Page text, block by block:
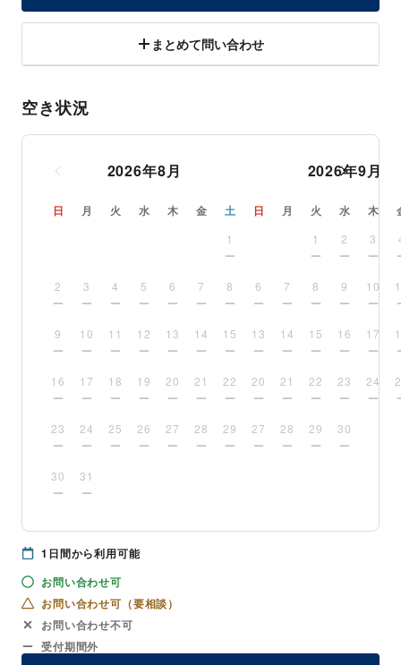
まとめて問い合わせ
空き状況
2026年8月
日 月 火 水 木 金 土
1
2 3 4 5 6 7 8
9 10 11 12 13 14 15
16 17 18 19 20 21 22
23 24 25 26 27 28 29
30 31
2026年9月
日 月 火 水 木
1 2 3
6 7 8 9 10
13 14 15 16 17
20 21 22 23 24
27 28 29 30
1 日間から利用可能
お問い合わせ可
お問い合わせ可（要相談）
お問い合わせ不可
受付期間外